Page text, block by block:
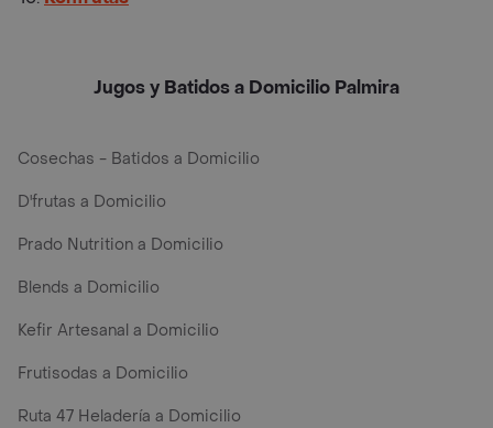
Jugos y Batidos a Domicilio Palmira
Cosechas - Batidos a Domicilio
D'frutas a Domicilio
Prado Nutrition a Domicilio
Blends a Domicilio
Kefir Artesanal a Domicilio
Frutisodas a Domicilio
Ruta 47 Heladería a Domicilio